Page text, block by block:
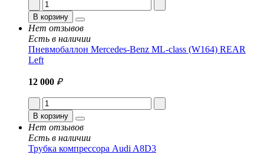
В корзину
Нет отзывов
Есть в наличии
Пневмобаллон Mercedes-Benz ML-class (W164) REAR
Left
12 000 ₽
В корзину
Нет отзывов
Есть в наличии
Трубка компрессора Audi A8D3